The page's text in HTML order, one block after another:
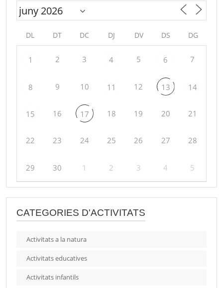
DL DT DC DJ DV DS DG
1 2 3 4 5 6 7
8 9 10 11 12 13 14
15 16 17 18 19 20 21
22 23 24 25 26 27 28
29 30 1 2 3 4 5
CATEGORIES D'ACTIVITATS
Activitats a la natura
Activitats educatives
Activitats infantils